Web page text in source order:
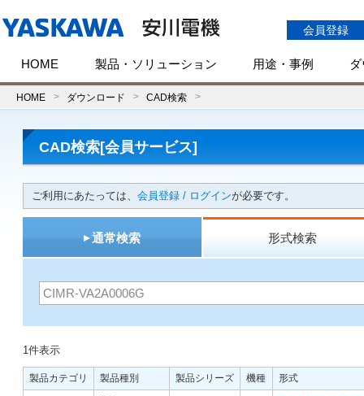
会員登録
HOME 製品・ソリューション 用途・事例
HOME ダウンロード CAD検索
CAD検索[会員サービス]
ご利用にあたっては、 会員登録 / ログインが必要です。
通常検索 形式検索
1件表示
製品カテゴリ 製品種別 製品シリーズ 機種
形式